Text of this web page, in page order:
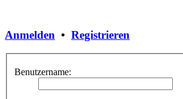
Anmelden • Registrieren
Benutzername: